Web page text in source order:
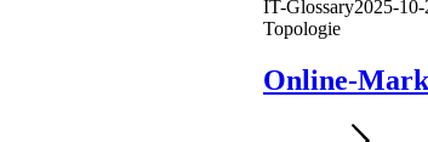
IT-Glossary2025-
Topologie
Online-